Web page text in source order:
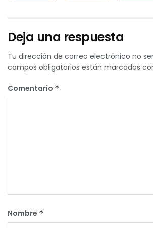
Deja una respuesta
Tu dirección de correo electrónico no
campos obligatorios están marcados
Comentario *
Nombre *